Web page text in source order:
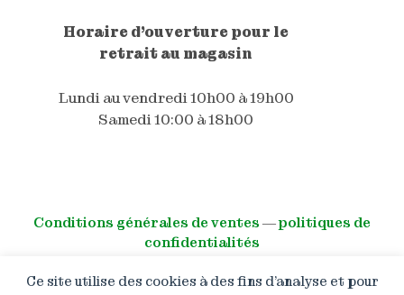
Ce site utilise des cookies à des fins d’analyse et pour
Horaire d'ouverture pour le
retrait au magasin
Lundi au vendredi 10h00 à 19h00
Samedi 10:00 à 18h00
Conditions générales de ventes ―politiques de
confidentialités
© All right reserved